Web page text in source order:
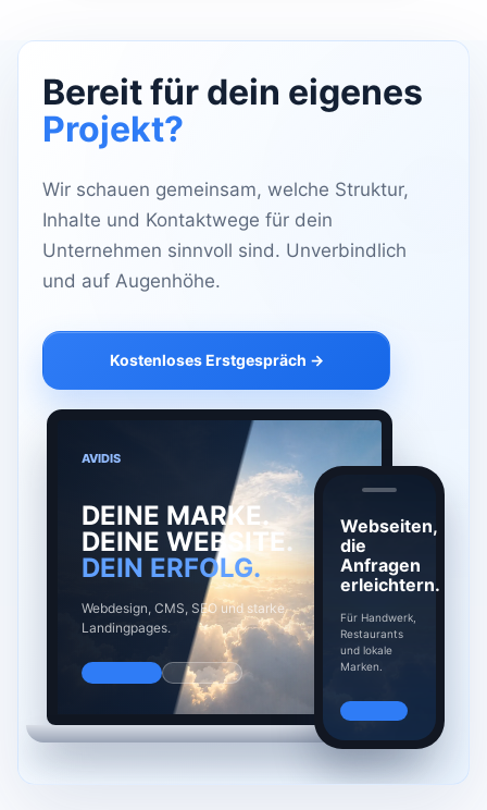
Bereit für dein eigenes
Projekt?
Wir schauen gemeinsam, welche Struktur,
Inhalte und Kontaktwege für dein
Unternehmen sinnvoll sind. Unverbindlich
und auf Augenhöhe.
Kostenloses Erstgespräch →
AVIDIS
DEINE MARKE.
DEINE WEBSITE.
DEIN ERFOLG.
Webdesign, CMS, SEO und starke
Landingpages.
Webseiten,
die
Anfragen
erleichtern.
Für Handwerk,
Restaurants
und lokale
Marken.